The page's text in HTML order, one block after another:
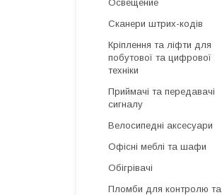
Освещение
Сканери штрих-кодів
Кріплення та ліфти для
побутової та цифрової
техніки
Приймачі та передавачі
сигналу
Велосипедні аксесуари
Офісні меблі та шафи
Обігрівачі
Пломби для контролю та